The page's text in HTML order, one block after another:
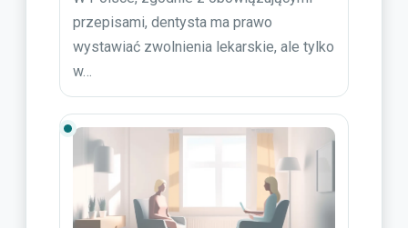
przepisami, dentysta ma prawo
wystawiać zwolnienia lekarskie, ale tylko
w…